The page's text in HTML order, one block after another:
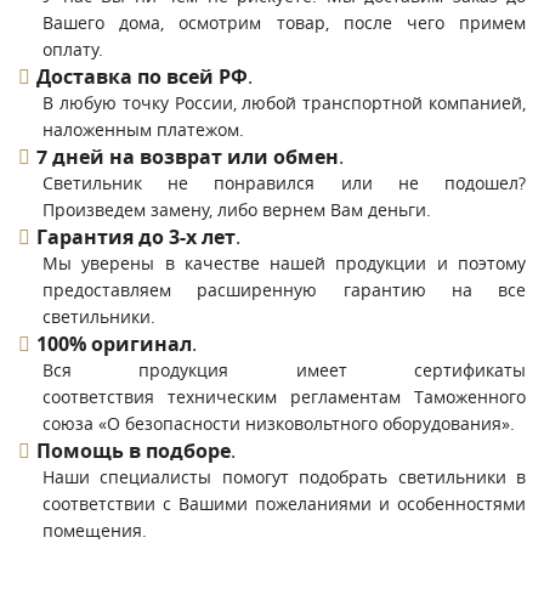
Вашего дома, осмотрим товар, после чего примем
оплату.
Доставка по всей РФ.
В любую точку России, любой транспортной компанией,
наложенным платежом.
7 дней на возврат или обмен.
Светильник не понравился или не подошел?
Произведем замену, либо вернем Вам деньги.
Гарантия до 3-х лет.
Мы уверены в качестве нашей продукции и поэтому
предоставляем расширенную гарантию на все
светильники.
100% оригинал.
Вся продукция имеет сертификаты
соответствия техническим регламентам Таможенного
союза «О безопасности низковольтного оборудования».
Помощь в подборе.
Наши специалисты помогут подобрать светильники в
соответствии с Вашими пожеланиями и особенностями
помещения.